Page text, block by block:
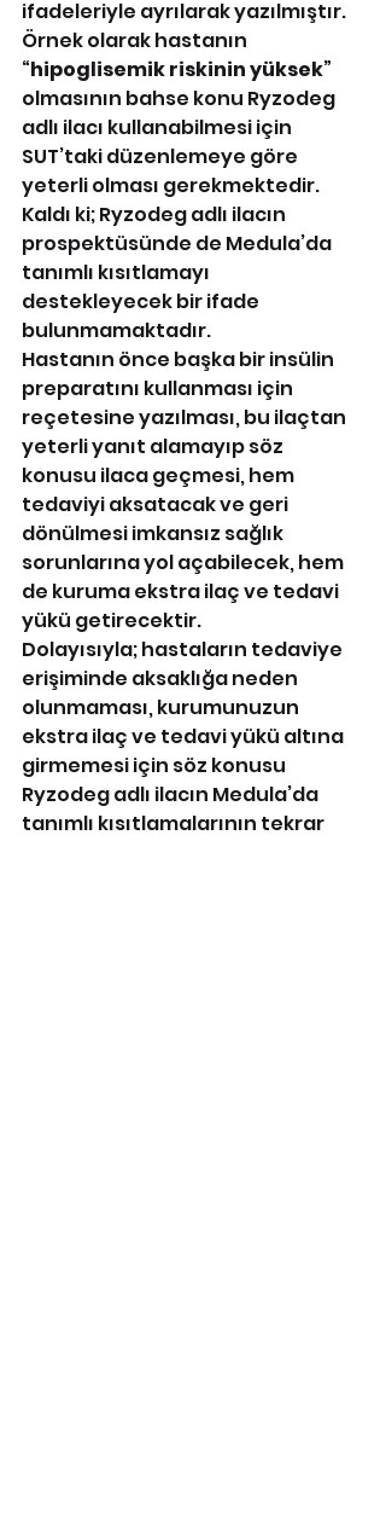
ifadeleriyle ayrılarak yazılmıştır.
Örnek olarak hastanın
“hipoglisemik riskinin yüksek”
olmasının bahse konu Ryzodeg
adlı ilacı kullanabilmesi için
SUT’taki düzenlemeye göre
yeterli olması gerekmektedir.
Kaldı ki; Ryzodeg adlı ilacın
prospektüsünde de Medula’da
tanımlı kısıtlamayı
destekleyecek bir ifade
bulunmamaktadır.
Hastanın önce başka bir insülin
preparatını kullanması için
reçetesine yazılması, bu ilaçtan
yeterli yanıt alamayıp söz
konusu ilaca geçmesi, hem
tedaviyi aksatacak ve geri
dönülmesi imkansız sağlık
sorunlarına yol açabilecek, hem
de kuruma ekstra ilaç ve tedavi
yükü getirecektir.
Dolayısıyla; hastaların tedaviye
erişiminde aksaklığa neden
olunmaması, kurumunuzun
ekstra ilaç ve tedavi yükü altına
girmemesi için söz konusu
Ryzodeg adlı ilacın Medula’da
tanımlı kısıtlamalarının tekrar